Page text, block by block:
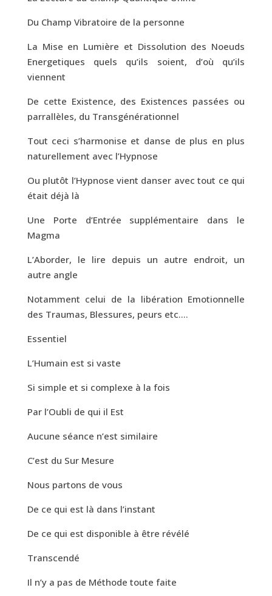
Du Champ Vibratoire de la personne
La Mise en Lumière et Dissolution des Noeuds
Energetiques quels qu’ils soient, d’où qu’ils
viennent
De cette Existence, des Existences passées ou
parrallèles, du Transgénérationnel
Tout ceci s’harmonise et danse de plus en plus
naturellement avec l’Hypnose
Ou plutôt l’Hypnose vient danser avec tout ce qui
était déjà là
Une Porte d’Entrée supplémentaire dans le
Magma
L’Aborder, le lire depuis un autre endroit, un
autre angle
Notamment celui de la libération Emotionnelle
des Traumas, Blessures, peurs etc….
Essentiel
L’Humain est si vaste
Si simple et si complexe à la fois
Par l’Oubli de qui il Est
Aucune séance n’est similaire
C’est du Sur Mesure
Nous partons de vous
De ce qui est là dans l’instant
De ce qui est disponible à être révélé
Transcendé
Il n’y a pas de Méthode toute faite